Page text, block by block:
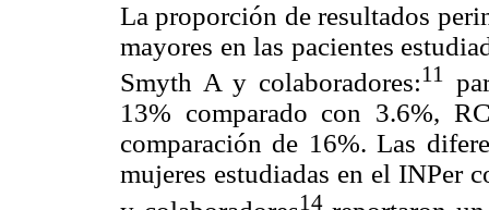
La proporción de resultados
mayores en las pacientes
Smyth A y colaboradores:11
13% comparado con 3.6%,
comparación de 16%. Las
mujeres estudiadas en el INPer
14